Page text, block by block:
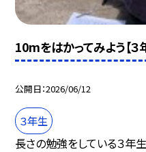
10mをはかってみよう【３
公開日 2026/06/12
３年生
長さの勉強をしている３年生